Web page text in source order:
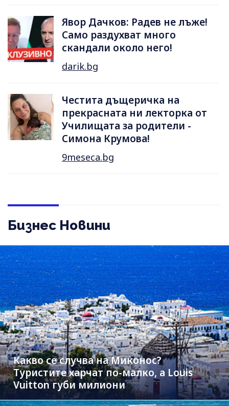
Явор Дачков: Радев не лъже!
Само раздухват много
скандали около него!
darik.bg
Честита дъщеричка на
прекрасната ни лекторка от
Училищата за родители -
Симона Крумова!
9meseca.bg
Бизнес Новини
Какво се случва на Миконос?
Туристите харчат по-малко, а Louis
Vuitton губи милиони